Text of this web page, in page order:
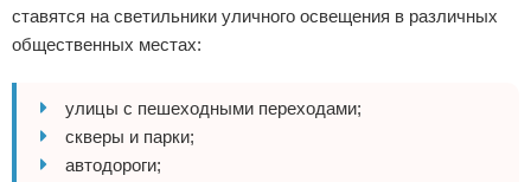
ставятся на светильники уличного освещения в различных
общественных местах:
улицы с пешеходными переходами;
скверы и парки;
автодороги;